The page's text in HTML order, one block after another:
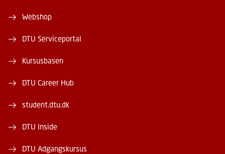
Webshop
DTU Serviceportal
Kursusbasen
DTU Career Hub
student.dtu.dk
DTU Inside
DTU Adgangskursus